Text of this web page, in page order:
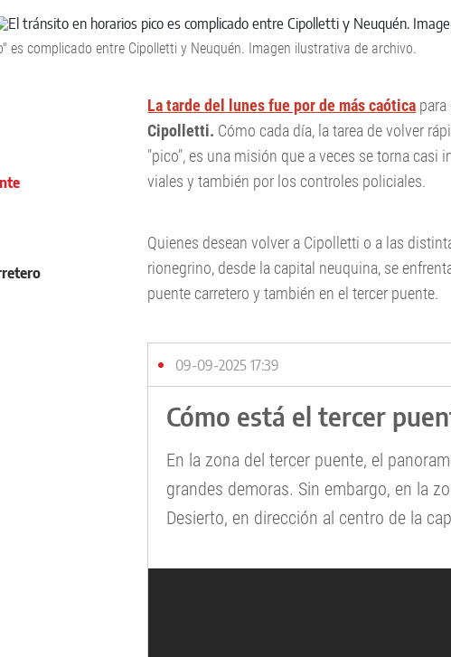
es complicado entre Cipolletti y Neuquén. Imagen ilustrativa de archivo.
La tarde del lunes fue por de más caótica
Cipolletti. Cómo cada día, la tarea de volver
"pico", es una misión que a veces se torna
viales y también por los controles policiales.
Quienes desean volver a Cipolletti o a las
rionegrino, desde la capital neuquina, se
puente carretero y también en el tercer puente.
09-09-2025 17:39
Cómo está el tercer
En la zona del tercer puente, el
grandes demoras. Sin embargo, en la
Desierto, en dirección al centro de la